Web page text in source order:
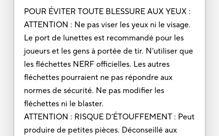
POUR ÉVITER TOUTE BLESSURE AUX YEUX :
ATTENTION : Ne pas viser les yeux ni le visage.
Le port de lunettes est recommandé pour les
joueurs et les gens à portée de tir. N’utiliser que
les fléchettes NERF officielles. Les autres
fléchettes pourraient ne pas répondre aux
normes de sécurité. Ne pas modifier les
fléchettes ni le blaster.
ATTENTION : RISQUE D’ÉTOUFFEMENT : Peut
produire de petites pièces. Déconseillé aux